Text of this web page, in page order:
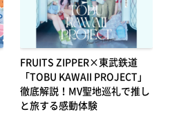
FRUITS ZIPPER×東武鉄道
「TOBU KAWAII PROJECT」
徹底解説！MV聖地巡礼で推し
と旅する感動体験